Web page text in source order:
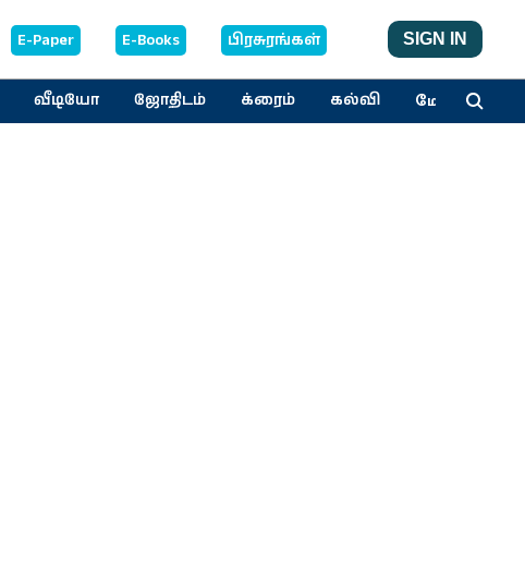
E-Paper E-Books பிரசுரங்கள் SIGN IN
வீடியோ ஜோதிடம் க்ரைம் கல்வி மேலும்